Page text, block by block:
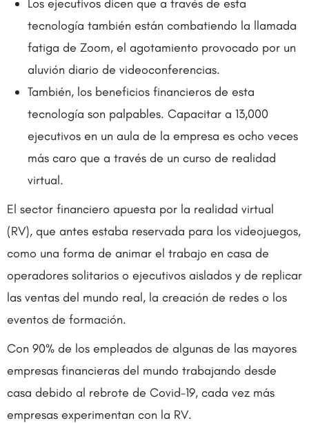
Los ejecutivos dicen que a través de esta
tecnología también están combatiendo la llamada
fatiga de Zoom, el agotamiento provocado por un
aluvión diario de videoconferencias.
También, los beneficios financieros de esta
tecnología son palpables. Capacitar a 13,000
ejecutivos en un aula de la empresa es ocho veces
más caro que a través de un curso de realidad
virtual.
El sector financiero apuesta por la realidad virtual
(RV), que antes estaba reservada para los videojuegos,
como una forma de animar el trabajo en casa de
operadores solitarios o ejecutivos aislados y de replicar
las ventas del mundo real, la creación de redes o los
eventos de formación.
Con 90% de los empleados de algunas de las mayores
empresas financieras del mundo trabajando desde
casa debido al rebrote de Covid-19, cada vez más
empresas experimentan con la RV.